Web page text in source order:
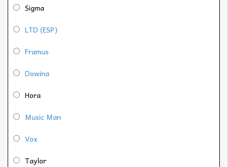
Sigma
LTD (ESP)
Framus
Dowina
Hora
Music Man
Vox
Taylor